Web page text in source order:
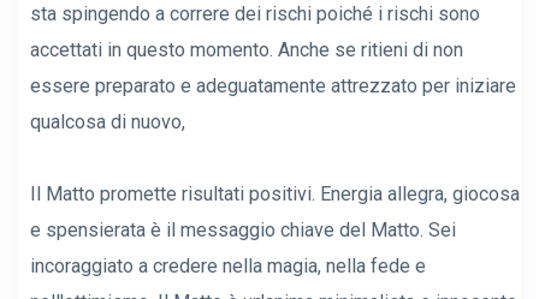
sta spingendo a correre dei rischi poiché i rischi sono
accettati in questo momento. Anche se ritieni di non
essere preparato e adeguatamente attrezzato per iniziare
qualcosa di nuovo,
Il Matto promette risultati positivi. Energia allegra, giocosa
e spensierata è il messaggio chiave del Matto. Sei
incoraggiato a credere nella magia, nella fede e